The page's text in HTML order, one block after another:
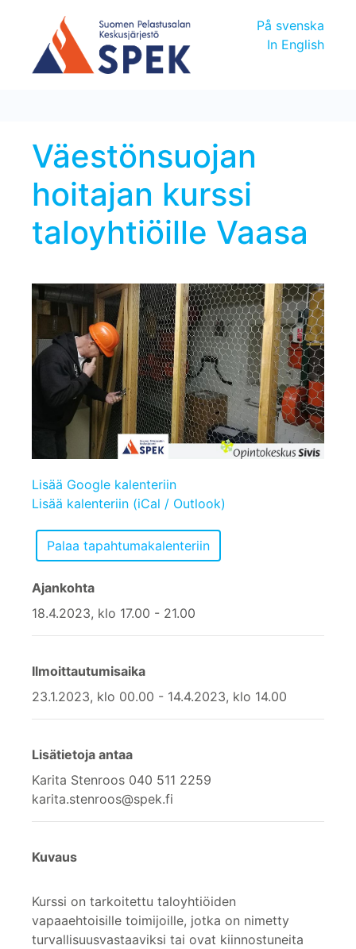
På svenska
In English
Väestönsuojan
hoitajan kurssi
taloyhtiöille Vaasa
Lisää Google kalenteriin
Lisää kalenteriin (iCal / Outlook)
Ajankohta
18.4.2023, klo 17.00 - 21.00
Ilmoittautumisaika
23.1.2023, klo 00.00 - 14.4.2023, klo 14.00
Lisätietoja antaa
Karita Stenroos 040 511 2259
karita.stenroos@spek.fi
Kuvaus
Kurssi on tarkoitettu taloyhtiöiden
vapaaehtoisille toimijoille, jotka on nimetty
turvallisuusvastaaviksi tai ovat kiinnostuneita